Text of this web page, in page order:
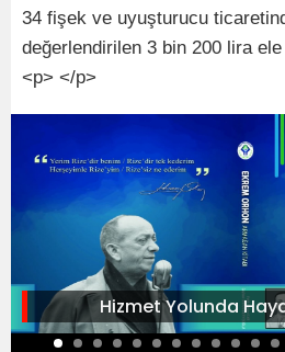
34 fişek ve uyuşturucu
değerlendirilen 3 bin 200 lira
<p> </p>
Hizmet Yolunda